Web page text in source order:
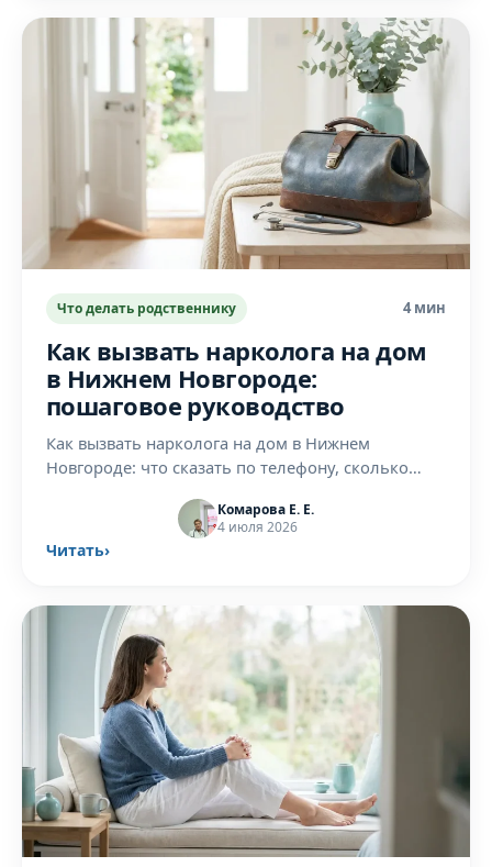
Что делать родственнику 4 мин
Как вызвать нарколога на дом
в Нижнем Новгороде:
пошаговое руководство
Как вызвать нарколога на дом в Нижнем
Новгороде: что сказать по телефону, сколько
клиники АльфаМедНН.Комарова Е. Е.
4 июля 2026
Читать›